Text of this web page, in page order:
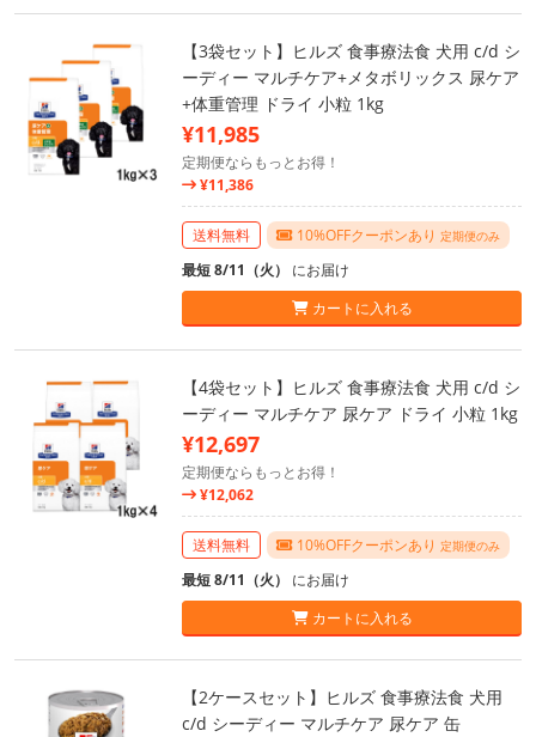
【3袋セット】ヒルズ 食事療法食 犬用 c/d シ
ーディー マルチケア+メタボリックス 尿ケア
+体重管理 ドライ 小粒 1kg
¥11,985
定期便ならもっとお得！
¥11,386
送料無料 10%OFFクーポンあり 定期便のみ
最短 8/11（火） にお届け
カートに入れる
【4袋セット】ヒルズ 食事療法食 犬用 c/d シ
ーディー マルチケア 尿ケア ドライ 小粒 1kg
¥12,697
定期便ならもっとお得！
¥12,062
送料無料 10%OFFクーポンあり 定期便のみ
最短 8/11（火） にお届け
カートに入れる
【2ケースセット】ヒルズ 食事療法食 犬用
c/d シーディー マルチケア 尿ケア 缶